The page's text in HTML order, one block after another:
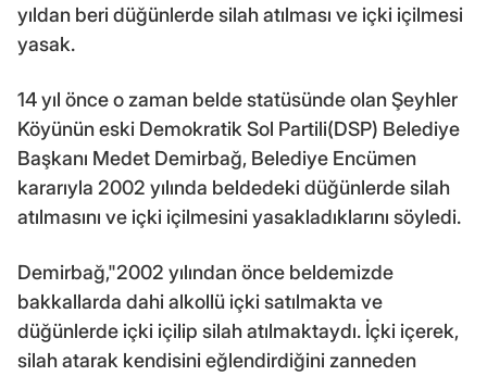
yıldan beri düğünlerde silah atılması ve içki içilmesi
yasak.
14 yıl önce o zaman belde statüsünde olan Şeyhler
Köyünün eski Demokratik Sol Partili(DSP) Belediye
Başkanı Medet Demirbağ, Belediye Encümen
kararıyla 2002 yılında beldedeki düğünlerde silah
atılmasını ve içki içilmesini yasakladıklarını söyledi.
Demirbağ,"2002 yılından önce beldemizde
bakkallarda dahi alkollü içki satılmakta ve
düğünlerde içki içilip silah atılmaktaydı. İçki içerek,
silah atarak kendisini eğlendirdiğini zanneden